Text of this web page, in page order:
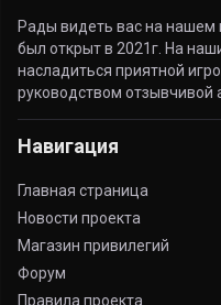
Рады видеть вас на нашем
был открыт в 2021г. На
насладиться приятной
руководством отзывчивой
Навигация
Главная страница
Новости проекта
Магазин привилегий
Форум
Правила проекта